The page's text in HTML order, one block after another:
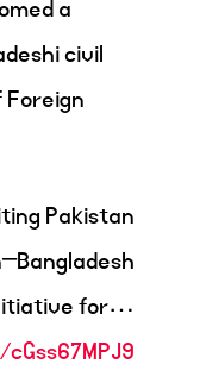
a
civil
Pakistan
for…